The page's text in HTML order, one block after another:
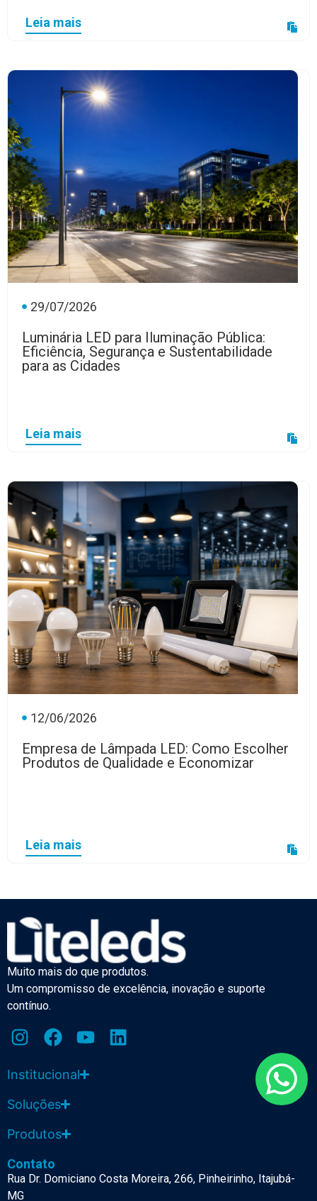
Leia mais
29/07/2026
Luminária LED para Iluminação Pública:
Eficiência, Segurança e Sustentabilidade
para as Cidades
Leia mais
12/06/2026
Empresa de Lâmpada LED: Como Escolher
Produtos de Qualidade e Economizar
Leia mais
Muito mais do que produtos.
Um compromisso de excelência, inovação e suporte
contínuo.
Institucional
Soluções
Produtos
Contato
Rua Dr. Domiciano Costa Moreira, 266, Pinheirinho, Itajubá-
MG